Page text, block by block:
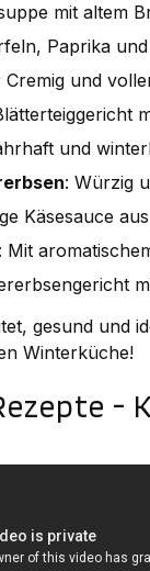
mit altem
Paprika
Cremig und
und
: Würzig
Käsesauce
: Mit
gesund und
Winterküche!
-